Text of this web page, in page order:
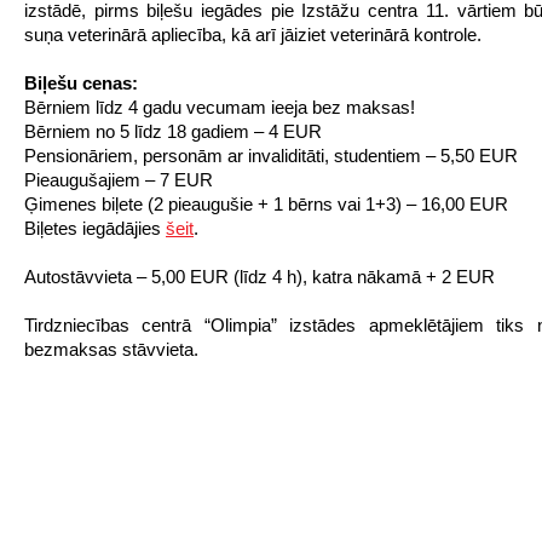
izstādē, pirms biļešu iegādes pie Izstāžu centra 11. vārtiem
suņa veterinārā apliecība, kā arī jāiziet veterinārā kontrole.
Biļešu cenas:
Bērniem līdz 4 gadu vecumam ieeja bez maksas!
Bērniem no 5 līdz 18 gadiem – 4 EUR
Pensionāriem, personām ar invaliditāti, studentiem – 5,50 EUR
Pieaugušajiem – 7 EUR
Ģimenes biļete (2 pieaugušie + 1 bērns vai 1+3) – 16,00 EUR
Biļetes iegādājies šeit.
Autostāvvieta – 5,00 EUR (līdz 4 h), katra nākamā + 2 EUR
Tirdzniecības centrā “Olimpia” izstādes apmeklētājiem tiks
bezmaksas stāvvieta.